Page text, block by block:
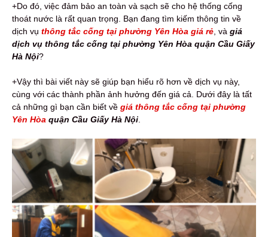
+Do đó, việc đảm bảo an toàn và sạch sẽ cho hệ thống cống
thoát nước là rất quan trọng. Bạn đang tìm kiếm thông tin về
dịch vụ thông tắc cống tại phường Yên Hòa giá rẻ , và giá
dịch vụ thông tắc cống tại phường Yên Hòa quận Cầu Giấy
Hà Nội?
+Vậy thì bài viết này sẽ giúp bạn hiểu rõ hơn về dịch vụ này,
cùng với các thành phần ảnh hưởng đến giá cả. Dưới đây là tất
cả những gì bạn cần biết về giá thông tắc cống tại phường
Yên Hòa quận Cầu Giấy Hà Nội